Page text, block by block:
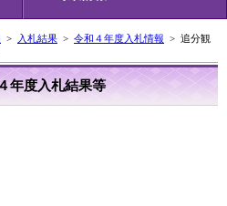
> 入札結果 > 令和４年度入札情報 > 追分観
年度入札結果等